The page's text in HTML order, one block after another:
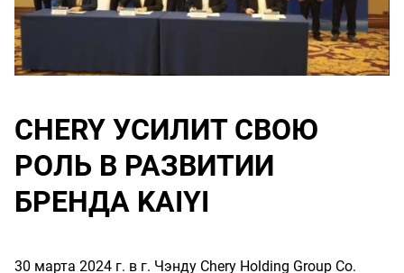
CHERY УСИЛИТ СВОЮ
РОЛЬ В РАЗВИТИИ
БРЕНДА KAIYI
30 марта 2024 г. в г. Чэнду Chery Holding Group Co.